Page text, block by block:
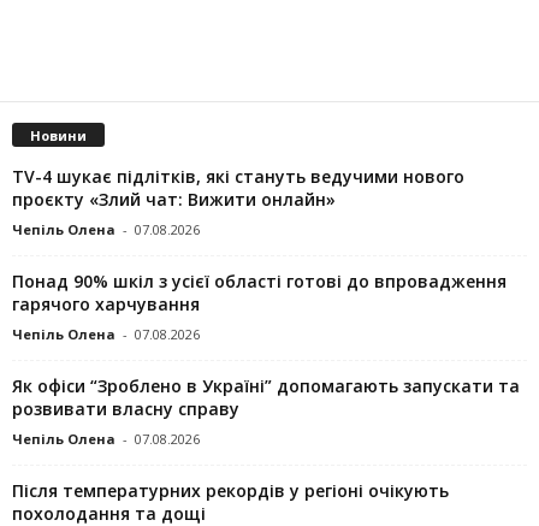
Новини
TV-4 шукає підлітків, які стануть ведучими нового
проєкту «Злий чат: Вижити онлайн»
Чепіль Олена - 07.08.2026
Понад 90% шкіл з усієї області готові до впровадження
гарячого харчування
Чепіль Олена - 07.08.2026
Як офіси “Зроблено в Україні” допомагають запускaти та
розвивати власну справу
Чепіль Олена - 07.08.2026
Після температурних рекордів у регіоні очікують
похолодання та дощі